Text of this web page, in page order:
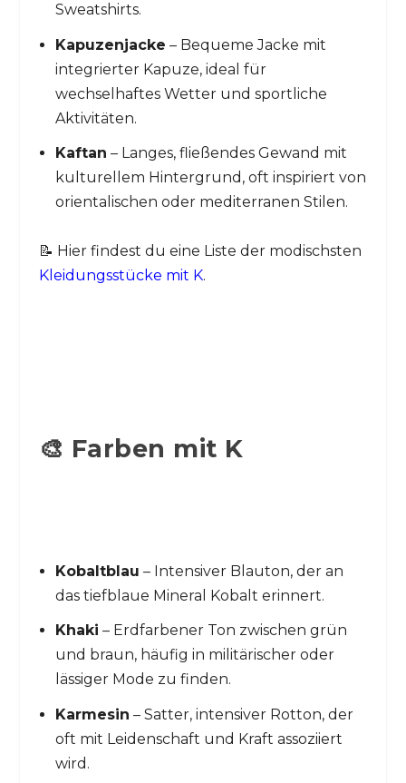
Sweatshirts.
Kapuzenjacke – Bequeme Jacke mit
integrierter Kapuze, ideal für
wechselhaftes Wetter und sportliche
Aktivitäten.
Kaftan – Langes, fließendes Gewand mit
kulturellem Hintergrund, oft inspiriert von
orientalischen oder mediterranen Stilen.
📝 Hier findest du eine Liste der modischsten
Kleidungsstücke mit K.
🎨 Farben mit K
Kobaltblau – Intensiver Blauton, der an
das tiefblaue Mineral Kobalt erinnert.
Khaki – Erdfarbener Ton zwischen grün
und braun, häufig in militärischer oder
lässiger Mode zu finden.
Karmesin – Satter, intensiver Rotton, der
oft mit Leidenschaft und Kraft assoziiert
wird.